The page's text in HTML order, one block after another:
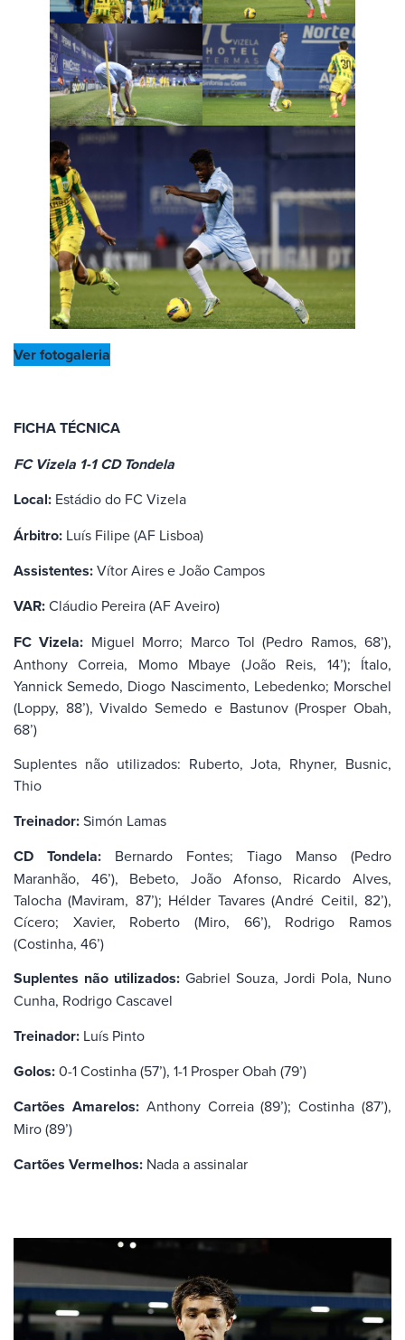
Ver fotogaleria
FICHA TÉCNICA
FC Vizela 1-1 CD Tondela
Local: Estádio do FC Vizela
Árbitro: Luís Filipe (AF Lisboa)
Assistentes:Vítor Aires e João Campos
VAR:Cláudio Pereira (AF Aveiro)
FC Vizela: Miguel Morro; Marco Tol (Pedro Ramos, 68’),
Anthony Correia, Momo Mbaye (João Reis, 14’); Ítalo,
Yannick Semedo, Diogo Nascimento, Lebedenko; Morschel
(Loppy, 88’), Vivaldo Semedo e Bastunov (Prosper Obah,
68’)
Suplentes não utilizados: Ruberto, Jota, Rhyner, Busnic,
Thio
Treinador:Simón Lamas
CD Tondela: Bernardo Fontes; Tiago Manso (Pedro
Maranhão, 46’), Bebeto, João Afonso, Ricardo Alves,
Talocha (Maviram, 87’); Hélder Tavares (André Ceitil, 82’),
Cícero; Xavier, Roberto (Miro, 66’), Rodrigo Ramos
(Costinha, 46’)
Suplentes não utilizados: Gabriel Souza, Jordi Pola, Nuno
Cunha, Rodrigo Cascavel
Treinador: Luís Pinto
Golos:0-1 Costinha (57’), 1-1 Prosper Obah (79’)
Cartões Amarelos: Anthony Correia (89’); Costinha (87’),
Miro (89’)
Cartões Vermelhos: Nada a assinalar